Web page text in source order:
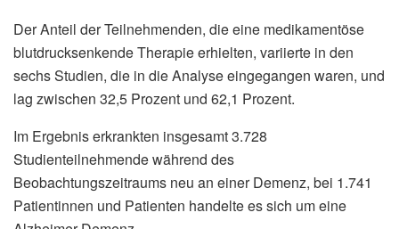
Der Anteil der Teilnehmenden, die eine medikamentöse
blutdrucksenkende Therapie erhielten, variierte in den
sechs Studien, die in die Analyse eingegangen waren, und
lag zwischen 32,5 Prozent und 62,1 Prozent.
Im Ergebnis erkrankten insgesamt 3.728
Studienteilnehmende während des
Beobachtungszeitraums neu an einer Demenz, bei 1.741
Patientinnen und Patienten handelte es sich um eine